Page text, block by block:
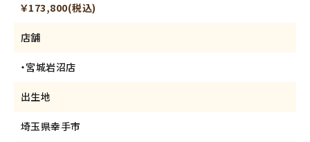
￥173,800(税込)
店舗
・宮城岩沼店
出生地
埼玉県幸手市